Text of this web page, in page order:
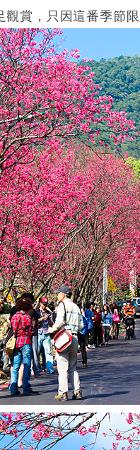
賞，只因這番季節限